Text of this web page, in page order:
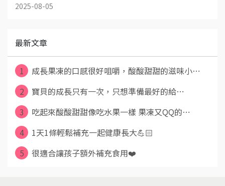
2025-08-05
最新文章
1
成長果凍的口感很好咀嚼，酸酸甜甜的滋味小⋯
2
​ 寶貝的成長只有一次，只想準備最好的給⋯
3
吃起來酸酸甜甜像吃水果一樣 果凍又QQ的⋯
4
1天1條輕鬆補充一起健康長大💪🏻
5
很適合讓孩子額外補充食用❤️